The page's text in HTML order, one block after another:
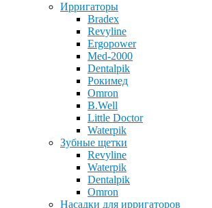
Ирригаторы
Bradex
Revyline
Ergopower
Med-2000
Dentalpik
Рокимед
Omron
B.Well
Little Doctor
Waterpik
Зубные щетки
Revyline
Waterpik
Dentalpik
Omron
Насадки для ирригаторов